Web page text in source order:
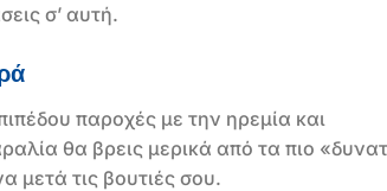
σ’ αυτή.
παροχές με την ηρεμία και
θα βρεις μερικά από τα πιο
μετά τις βουτιές σου.